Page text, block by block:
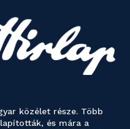
közélet része. Több
és mára a